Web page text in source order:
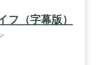
フ（字幕版）